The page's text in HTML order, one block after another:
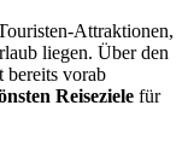
Attraktionen,
liegen. Über den
bereits vorab
Reiseziele für